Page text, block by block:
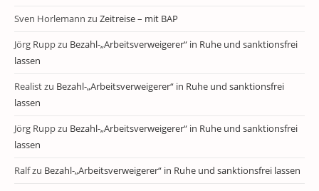
Sven Horlemann zu Zeitreise – mit BAP
Jörg Ruppzu Bezahl-„Arbeitsverweigerer“ in Ruhe und sanktionsfrei
lassen
Realistzu Bezahl-„Arbeitsverweigerer“ in Ruhe und sanktionsfrei
lassen
Jörg Ruppzu Bezahl-„Arbeitsverweigerer“ in Ruhe und sanktionsfrei
lassen
Ralfzu Bezahl-„Arbeitsverweigerer“ in Ruhe und sanktionsfrei lassen